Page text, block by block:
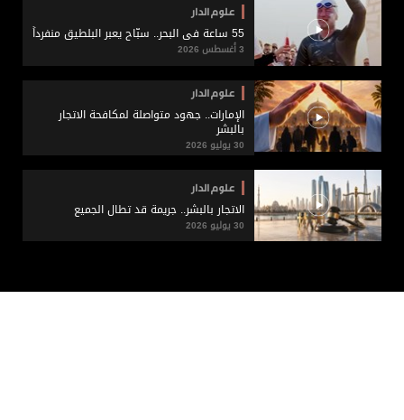
علوم الدار
55 ساعة في البحر.. سبّاح يعبر البلطيق منفرداً
3 أغسطس 2026
علوم الدار
الإمارات.. جهود متواصلة لمكافحة الاتجار
بالبشر
30 يوليو 2026
علوم الدار
الاتجار بالبشر.. جريمة قد تطال الجميع
30 يوليو 2026